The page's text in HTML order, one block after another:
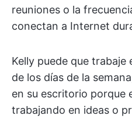
reuniones o la
conectan a Internet
Kelly puede que trabaje
de los días de la
en su escritorio porque
trabajando en ideas o